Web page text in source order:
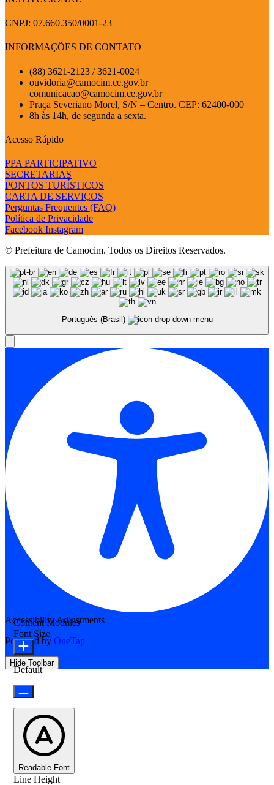
CNPJ: 07.660.350/0001-23
INFORMAÇÕES DE CONTATO
(88) 3621-2123 / 3621-0024
ouvidoria@camocim.ce.gov.br
comunicacao@camocim.ce.gov.br
Praça Severiano Morel, S/N – Centro. CEP: 62400-000
8h às 14h, de segunda a sexta.
Acesso Rápido
PPA PARTICIPATIVO
SECRETARIAS
PONTOS TURÍSTICOS
CARTA DE SERVIÇOS
Perguntas Frequentes (FAQ)
Política de Privacidade
Facebook Instagram
© Prefeitura de Camocim. Todos os Direitos Reservados.
Português (Brasil)
Accessibility Adjustments
Powered by OneTap
Hide Toolbar
Content Modules
Font Size
Default
Readable Font
Line Height